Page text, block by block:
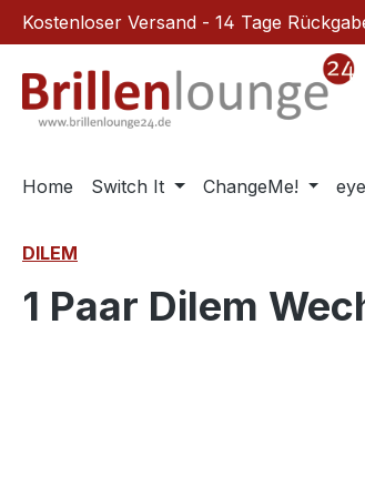
Hauptinhalt springen
Zur Suche springen
Zur Hauptnavigation springen
Kostenloser Versand - 14 Tage
Home Switch It ChangeMe!
DILEM
1 Paar Dilem